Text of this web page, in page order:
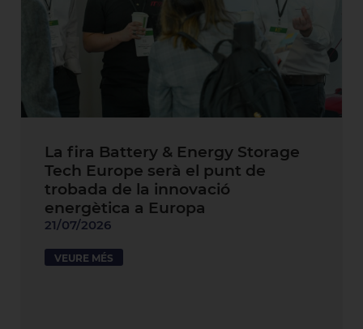
La fira Battery & Energy Storage
Tech Europe serà el punt de
trobada de la innovació
energètica a Europa
21/07/2026
VEURE MÉS